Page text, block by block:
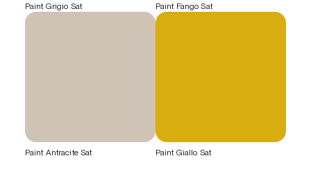
Paint Grigio Sat Paint Fango Sat
Paint Antracite Sat Paint Giallo Sat